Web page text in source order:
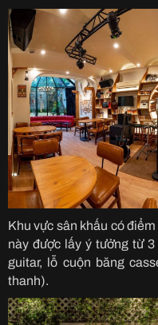
Khu vực sân khấu có
này được lấy ý tưởng từ
guitar, lỗ cuộn băng
thanh).